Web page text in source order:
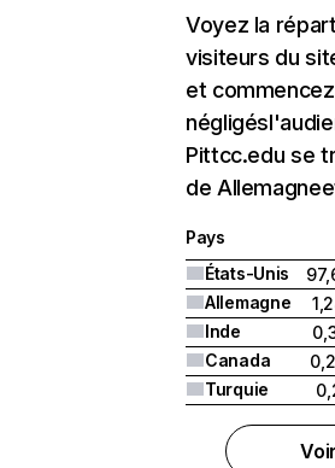
Voyez la
visiteurs du
et
Pittcc.edu se
de
Pays
États-Unis
Allemagne
Inde
Canada
Turquie